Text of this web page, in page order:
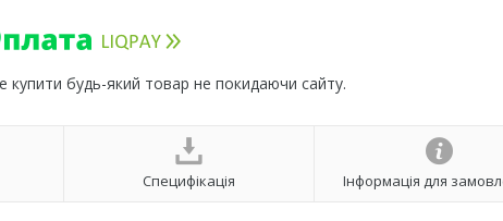
купити будь-який товар не покидаючи сайту.
Специфікація Інформація для